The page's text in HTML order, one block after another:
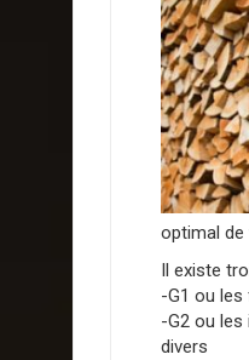
optimal de
Il existe
-G1 ou les
-G2 ou les
divers